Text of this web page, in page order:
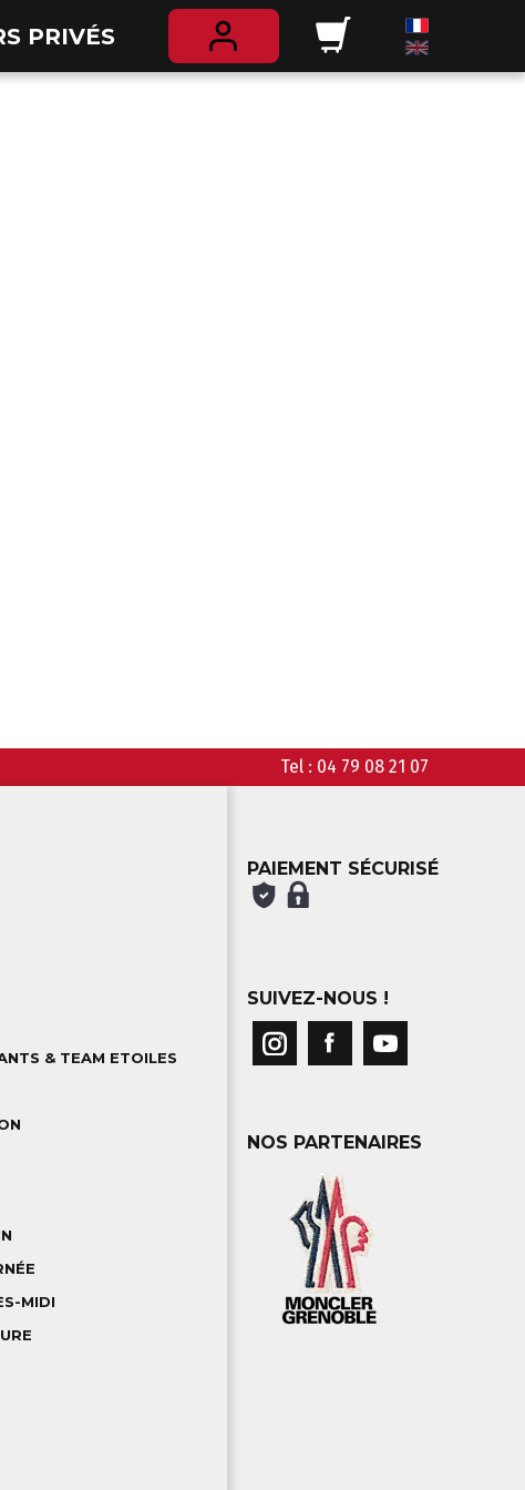
PRIVÉS
Tel : 04 79 08 21 07
& TEAM ETOILES
MIDI
PAIEMENT SÉCURISÉ
SUIVEZ-NOUS !
NOS PARTENAIRES